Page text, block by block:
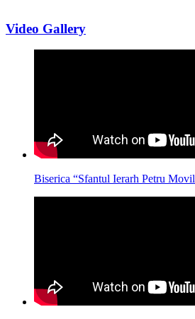
Video Gallery
Biserica “Sfantul Ierarh Petru